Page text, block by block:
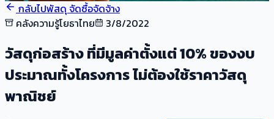
กลับไปพัสดุ จัดซื้อจัดจ้าง
คลังความรู้โยธาไทย
3/8/2022
วัสดุก่อสร้าง ที่มีมูลค่าตั้งแต่ 10% ของงบ
ประมาณทั้งโครงการ ไม่ต้องใช้ราคาวัสดุ
พาณิชย์